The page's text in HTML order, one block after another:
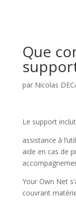
Que
par Nicolas
Le support
assistance à
aide en cas de
Your Own Net
couvrant